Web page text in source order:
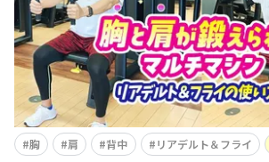
胸 肩 背中 リアデルト＆フライ